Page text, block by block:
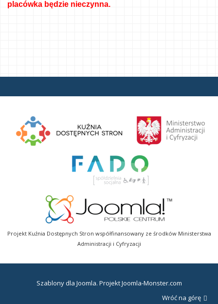
placówka będzie nieczynna.
Projekt Kuźnia Dostępnych Stron współfinansowany ze środków Ministerstwa
Administracji i Cyfryzacji
Szablony dla Joomla. Projekt Joomla-Monster.com
Wróć na górę